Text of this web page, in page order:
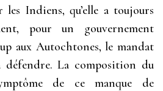
Indiens, qu’elle a toujours
pour un gouvernement
aux Autochtones, le mandat
défendre. La composition du
de ce manque de